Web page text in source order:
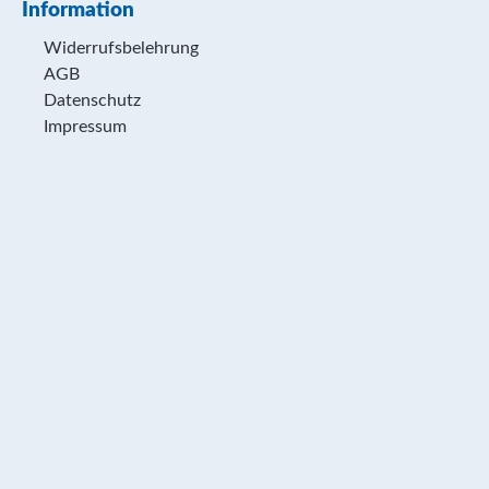
Information
Widerrufsbelehrung
AGB
Datenschutz
Impressum